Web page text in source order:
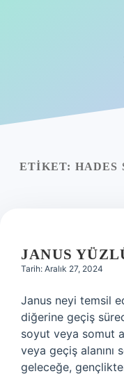
Yasal Uyarı
ETIKET: HADES
JANUS
Tarih: Aralık 27, 2024
Janus neyi temsil
diğerine geçiş
soyut veya somut
veya geçiş alanını
geleceğe,